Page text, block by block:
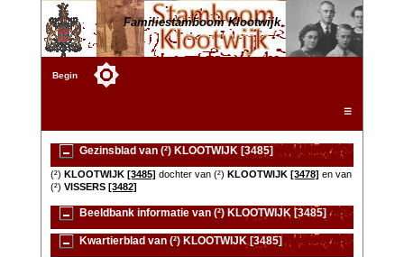
Familiestamboom Klootwijk
Begin
☰
Gezinsblad van (²) KLOOTWIJK [3485]
(²) KLOOTWIJK [3485] dochter van (²) KLOOTWIJK [3478] en van
(²) VISSERS [3482]
Beeldbank informatie van (²) KLOOTWIJK [3485]
Kwartierblad van (²) KLOOTWIJK [3485]